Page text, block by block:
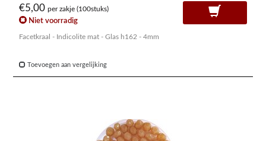
€5,00 per zakje (100stuks)
Niet voorradig
Facetkraal - Indicolite mat - Glas h162 - 4mm
Toevoegen aan vergelijking